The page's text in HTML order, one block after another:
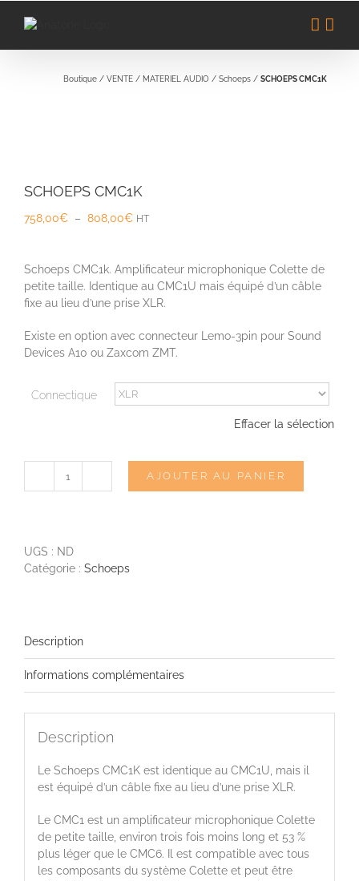
Boutique / VENTE / MATERIEL AUDIO / Schoeps / SCHOEPS CMC1K
SCHOEPS CMC1K
758,00€ – 808,00€Plage
758,00€
à
808,00€
HT
Schoeps CMC1k. Amplificateur microphonique Colette de
petite taille. Identique au CMC1U mais équipé d’un câble
fixe au lieu d’une prise XLR.
Existe en option avec connecteur Lemo-3pin pour Sound
Devices A10 ou Zaxcom ZMT.
Connectique
Effacer la sélection
quantité
AJOUTER AU PANIER
UGS : ND
Catégorie : Schoeps
Description
Informations complémentaires
Description
Le Schoeps CMC1K est identique au CMC1U, mais il
est équipé d’un câble fixe au lieu d’une prise XLR.
Le CMC1 est un amplificateur microphonique Colette
de petite taille, environ trois fois moins long et 53 %
plus léger que le CMC6. Il est compatible avec tous
les composants du système Colette et peut être